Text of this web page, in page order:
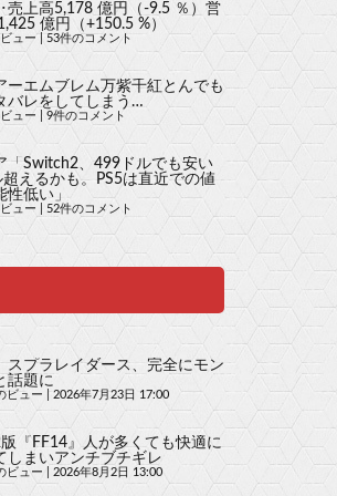
上高5,178 億円（-9.5 ％）営
億円（+150.5 %）
ュー| 53件のコメント
ーエムブレム万紫千紅とんでも
バレをしてしまう…
ュー 9件のコメント
「Switch2、499ドルでも安い
えるかも。PS5は直近での値
性低い」
ュー 52件のコメント
スプラレイダース、完全にモン
話題に
ビュー 2026年7月23日 17:00
『FF14』人が多くても快適に
しまいアンチブチギレ
ビュー 2026年8月2日 13:00